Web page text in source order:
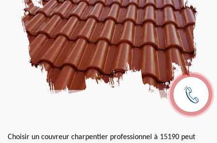
Choisir un couvreur charpentier professionnel à 15190 peut